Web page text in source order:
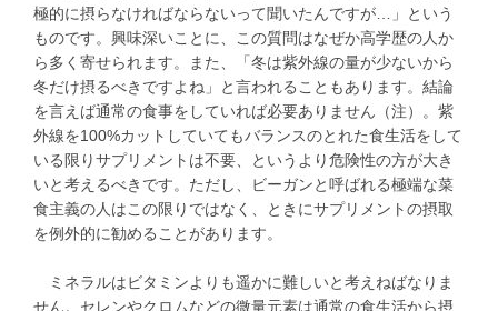
極的に摂らなければならないって聞いたんですが…」という
ものです。興味深いことに、この質問はなぜか高学歴の人か
ら多く寄せられます。また、「冬は紫外線の量が少ないから
冬だけ摂るべきですよね」と言われることもあります。結論
を言えば通常の食事をしていれば必要ありません（注）。紫
外線を100%カットしていてもバランスのとれた食生活をして
いる限りサプリメントは不要、というより危険性の方が大き
いと考えるべきです。ただし、ビーガンと呼ばれる極端な菜
食主義の人はこの限りではなく、ときにサプリメントの摂取
を例外的に勧めることがあります。
ミネラルはビタミンよりも遥かに難しいと考えねばなりま
せん。セレンやクロムなどの微量元素は通常の食生活から摂